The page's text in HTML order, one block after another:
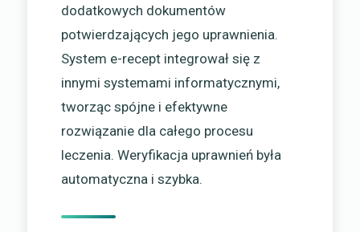
dodatkowych dokumentów
potwierdzających jego uprawnienia.
System e-recept integrował się z
innymi systemami informatycznymi,
tworząc spójne i efektywne
rozwiązanie dla całego procesu
leczenia. Weryfikacja uprawnień była
automatyczna i szybka.